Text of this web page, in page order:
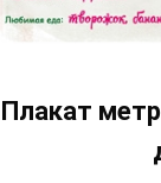
Плакат